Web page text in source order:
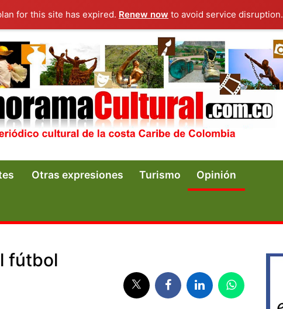
for this site has expired. Renew now to avoid service disruption.
Otras expresiones Turismo Opinión
fútbol